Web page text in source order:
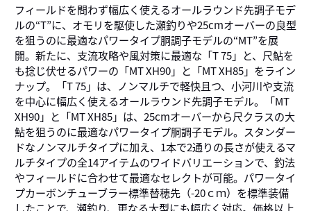
フィールドを問わず幅広く使えるオールラウンド先調子モデ
ルの“T”に、オモリを駆使した瀬釣りや25cmオーバーの良型
を狙うのに最適なパワータイプ胴調子モデルの“MT”を展
開。新たに、支流攻略や風対策に最適な「T 75」と、尺鮎を
も捻じ伏せるパワーの「MT XH90」と「MT XH85」をライン
ナップ。「T 75」は、ノンマルチで軽快且つ、小河川や支流
を中心に幅広く使えるオールラウンド先調子モデル。「MT
XH90」と「MT XH85」は、25cmオーバーから尺クラスの大
鮎を狙うのに最適なパワータイプ胴調子モデル。スタンダー
ドなノンマルチタイプに加え、1本で2通りの長さが使えるマ
ルチタイプの全14アイテムのワイドバリエーションで、釣法
やフィールドに合わせて最適なセレクトが可能。パワータイ
プカーボンチューブラー標準替穂先（-20ｃｍ）を標準装備
したことで、瀬釣り、更なる大型にも幅広く対応。価格以上